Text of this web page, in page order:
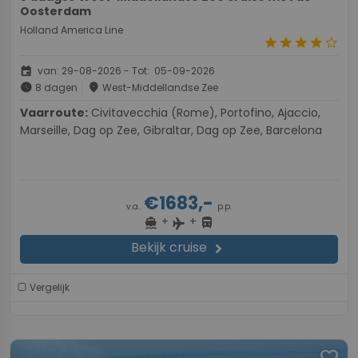
Oosterdam
Holland America Line
starstarstarstarstar_border
event van: 29-08-2026 - Tot: 05-09-2026
schedule 8 dagen place West-Middellandse Zee
Vaarroute:
Marseille, Dag op Zee, Gibraltar, Dag op Zee, Barcelona
v.a. €1683,- p.p.
directions_boat + flight + directions_bus
Bekijk cruise chevron_right
Vergelijk